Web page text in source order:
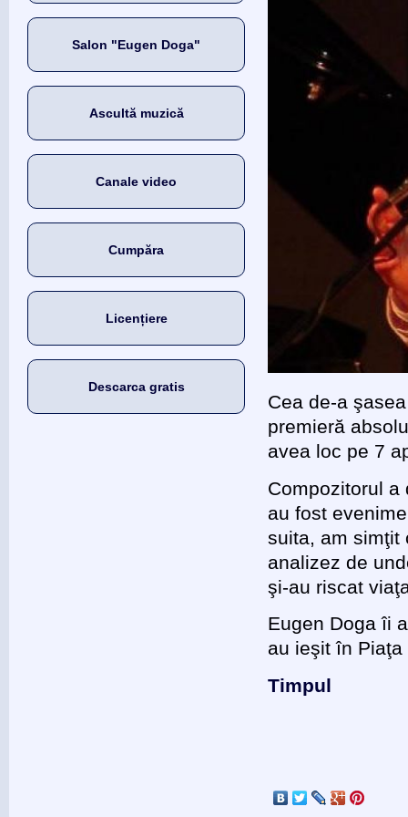
Salon "Eugen Doga"
Ascultă muzică
Canale video
Cumpăra
Licențiere
Descarca gratis
Cea de-a
premieră
avea loc pe 7
Compozitorul a
au fost
suita, am simţit
analizez de
şi-au riscat
Eugen Doga îi
au ieşit în
Timpul